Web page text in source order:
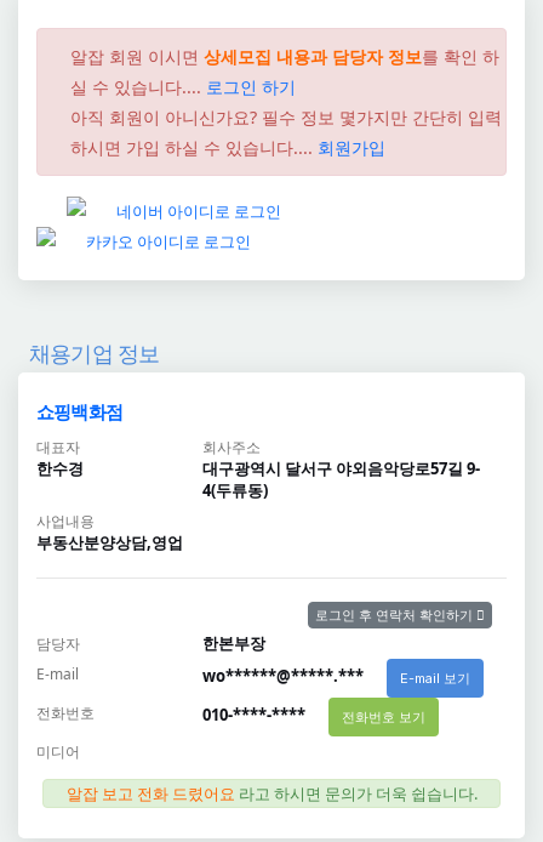
알잡 회원 이시면 상세모집 내용과 담당자 정보를 확인 하
실 수 있습니다.... 로그인 하기
아직 회원이 아니신가요? 필수 정보 몇가지만 간단히 입력
하시면 가입 하실 수 있습니다.... 회원가입
채용기업 정보
쇼핑백화점
대표자
한수경
회사주소
대구광역시 달서구 야외음악당로57길 9-
4(두류동)
사업내용
부동산분양상담,영업
로그인 후 연락처 확인하기
담당자 한본부장
E-mail wo******@*****.*** E-mail 보기
전화번호 010-****-**** 전화번호 보기
미디어
알잡 보고 전화 드렸어요 라고 하시면 문의가 더욱 쉽습니다.